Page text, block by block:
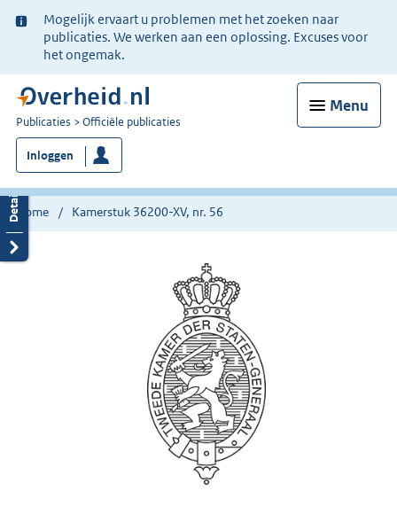
Ter
informatie:
Mogelijk ervaart u problemen met het zoeken naar
publicaties. We werken aan een oplossing. Excuses voor
het ongemak.
Menu
U
bent
nu
hier:
Publicaties Officiële publicaties
Inloggen
Home Kamerstuk 36200-XV, nr. 56